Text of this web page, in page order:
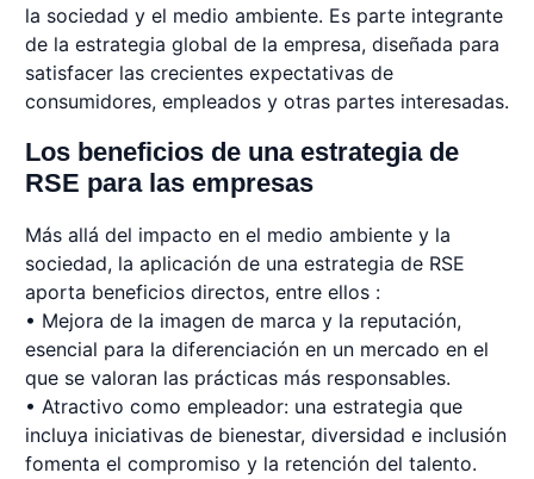
la sociedad y el medio ambiente. Es parte integrante
de la estrategia global de la empresa, diseñada para
satisfacer las crecientes expectativas de
consumidores, empleados y otras partes interesadas.
Los beneficios de una estrategia de
RSE para las empresas
Más allá del impacto en el medio ambiente y la
sociedad, la aplicación de una estrategia de RSE
aporta beneficios directos, entre ellos :
• Mejora de la imagen de marca y la reputación,
esencial para la diferenciación en un mercado en el
que se valoran las prácticas más responsables.
• Atractivo como empleador: una estrategia que
incluya iniciativas de bienestar, diversidad e inclusión
fomenta el compromiso y la retención del talento.